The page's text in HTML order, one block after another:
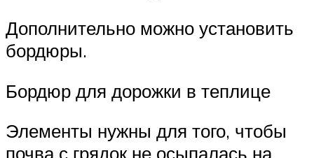
Дополнительно можно установить
бордюры.
Бордюр для дорожки в теплице
Элементы нужны для того, чтобы
почва с грядок не осыпалась на